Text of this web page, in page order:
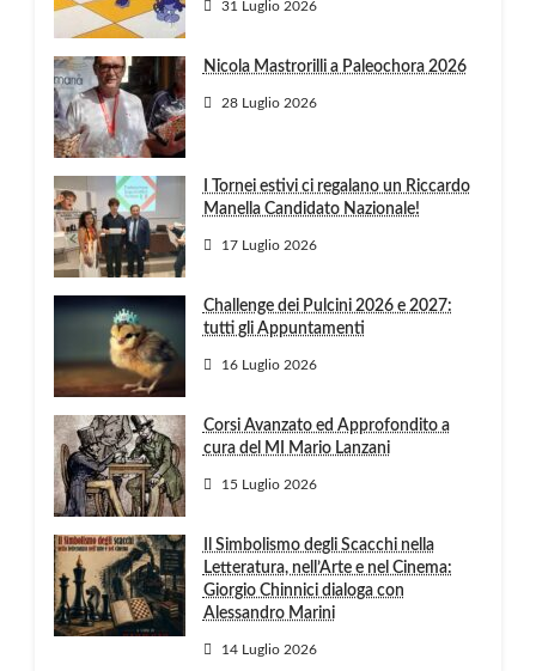
31 Luglio 2026
Nicola Mastrorilli a Paleochora 2026
28 Luglio 2026
I Tornei estivi ci regalano un Riccardo
Manella Candidato Nazionale!
17 Luglio 2026
Challenge dei Pulcini 2026 e 2027:
tutti gli Appuntamenti
16 Luglio 2026
Corsi Avanzato ed Approfondito a
cura del MI Mario Lanzani
15 Luglio 2026
Il Simbolismo degli Scacchi nella
Letteratura, nell’Arte e nel Cinema:
Giorgio Chinnici dialoga con
Alessandro Marini
14 Luglio 2026